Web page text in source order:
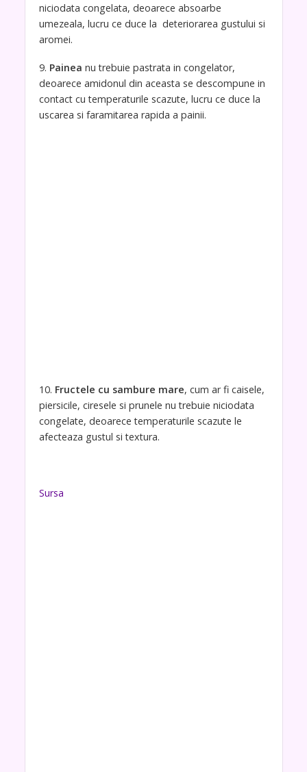
niciodata congelata, deoarece absoarbe
umezeala, lucru ce duce la deteriorarea gustului si
aromei.
9. Painea nu trebuie pastrata in congelator,
deoarece amidonul din aceasta se descompune in
contact cu temperaturile scazute, lucru ce duce la
uscarea si faramitarea rapida a painii.
10. Fructele cu sambure mare, cum ar fi caisele,
piersicile, ciresele si prunele nu trebuie niciodata
congelate, deoarece temperaturile scazute le
afecteaza gustul si textura.
Sursa